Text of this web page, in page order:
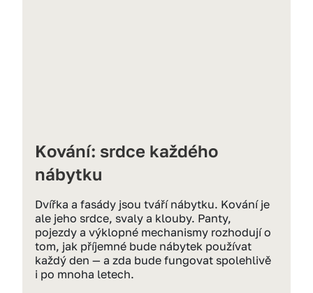
Kování: srdce každého
nábytku
Dvířka a fasády jsou tváří nábytku. Kování je
ale jeho srdce, svaly a klouby. Panty,
pojezdy a výklopné mechanismy rozhodují o
tom, jak příjemné bude nábytek používat
každý den — a zda bude fungovat spolehlivě
i po mnoha letech.